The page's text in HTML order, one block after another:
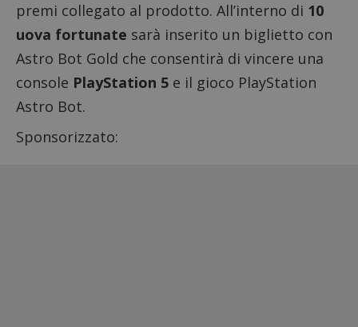
premi collegato al prodotto. All’interno di 10
uova fortunate sarà inserito un biglietto con
Astro Bot Gold che consentirà di vincere una
console PlayStation 5 e il gioco PlayStation
Astro Bot.
Sponsorizzato: